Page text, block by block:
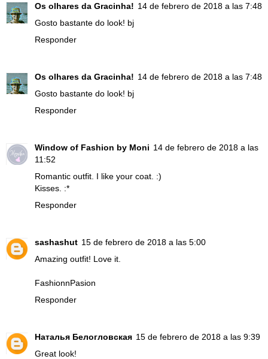
Os olhares da Gracinha! 14 de febrero de 2018 a las 7:48
Gosto bastante do look! bj
Responder
Os olhares da Gracinha! 14 de febrero de 2018 a las 7:48
Gosto bastante do look! bj
Responder
Window of Fashion by Moni 14 de febrero de 2018 a las
11:52
Romantic outfit. I like your coat. :)
Kisses. :*
Responder
sashashut 15 de febrero de 2018 a las 5:00
Amazing outfit! Love it.
FashionnPasion
Responder
Наталья Белогловская 15 de febrero de 2018 a las 9:39
Great look!